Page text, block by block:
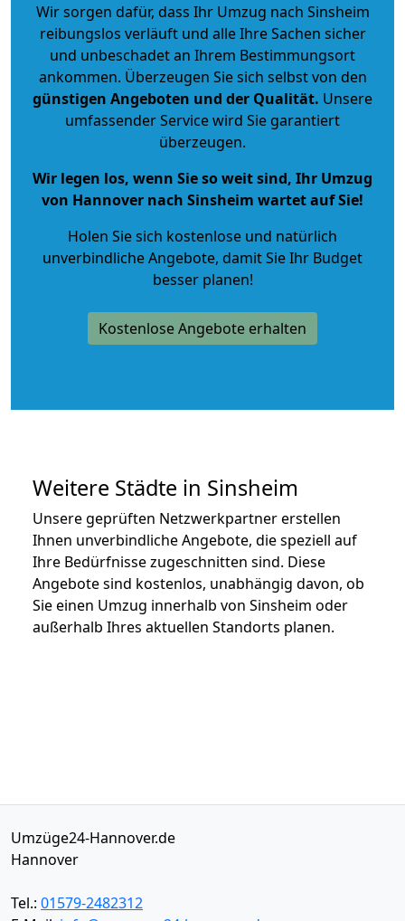
Wir sorgen dafür, dass Ihr Umzug nach Sinsheim
reibungslos verläuft und alle Ihre Sachen sicher
und unbeschadet an Ihrem Bestimmungsort
ankommen. Überzeugen Sie sich selbst von den
günstigen Angeboten und der Qualität. Unsere
umfassender Service wird Sie garantiert
überzeugen.
Wir legen los, wenn Sie so weit sind, Ihr Umzug
von Hannover nach Sinsheim wartet auf Sie!
Holen Sie sich kostenlose und natürlich
unverbindliche Angebote, damit Sie Ihr Budget
besser planen!
Kostenlose Angebote erhalten
Weitere Städte in Sinsheim
Unsere geprüften Netzwerkpartner erstellen
Ihnen unverbindliche Angebote, die speziell auf
Ihre Bedürfnisse zugeschnitten sind. Diese
Angebote sind kostenlos, unabhängig davon, ob
Sie einen Umzug innerhalb von Sinsheim oder
außerhalb Ihres aktuellen Standorts planen.
Umzüge24-Hannover.de
Hannover
Tel.: 01579-2482312